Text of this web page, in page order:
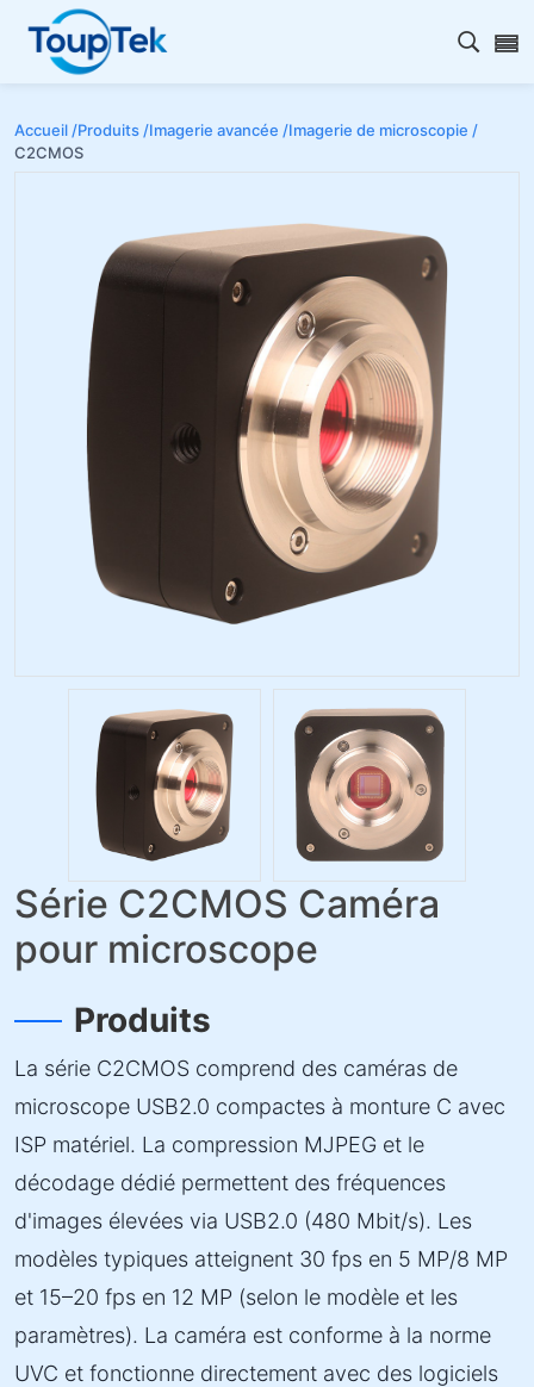
Ouvrir
Accueil /Produits /Imagerie avancée /Imagerie de microscopie /
C2CMOS
Série C2CMOS Caméra
pour microscope
Produits
La série C2CMOS comprend des caméras de
microscope USB2.0 compactes à monture C avec
ISP matériel. La compression MJPEG et le
décodage dédié permettent des fréquences
d'images élevées via USB2.0 (480 Mbit/s). Les
modèles typiques atteignent 30 fps en 5 MP/8 MP
et 15–20 fps en 12 MP (selon le modèle et les
paramètres). La caméra est conforme à la norme
UVC et fonctionne directement avec des logiciels